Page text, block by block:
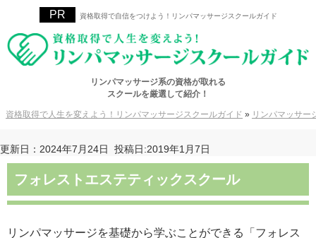
資格取得で自信をつけよう！リンパマッサージスクールガイド
リンパマッサージ系の資格が取れる
スクールを厳選して紹介！
資格取得で人生を変えよう！リンパマッサージスクールガイド » リンパマッサー
更新日：2024年7月24日 投稿日:2019年1月7日
フォレストエステティックスクール
リンパマッサージを基礎から学ぶことができる「フォレス